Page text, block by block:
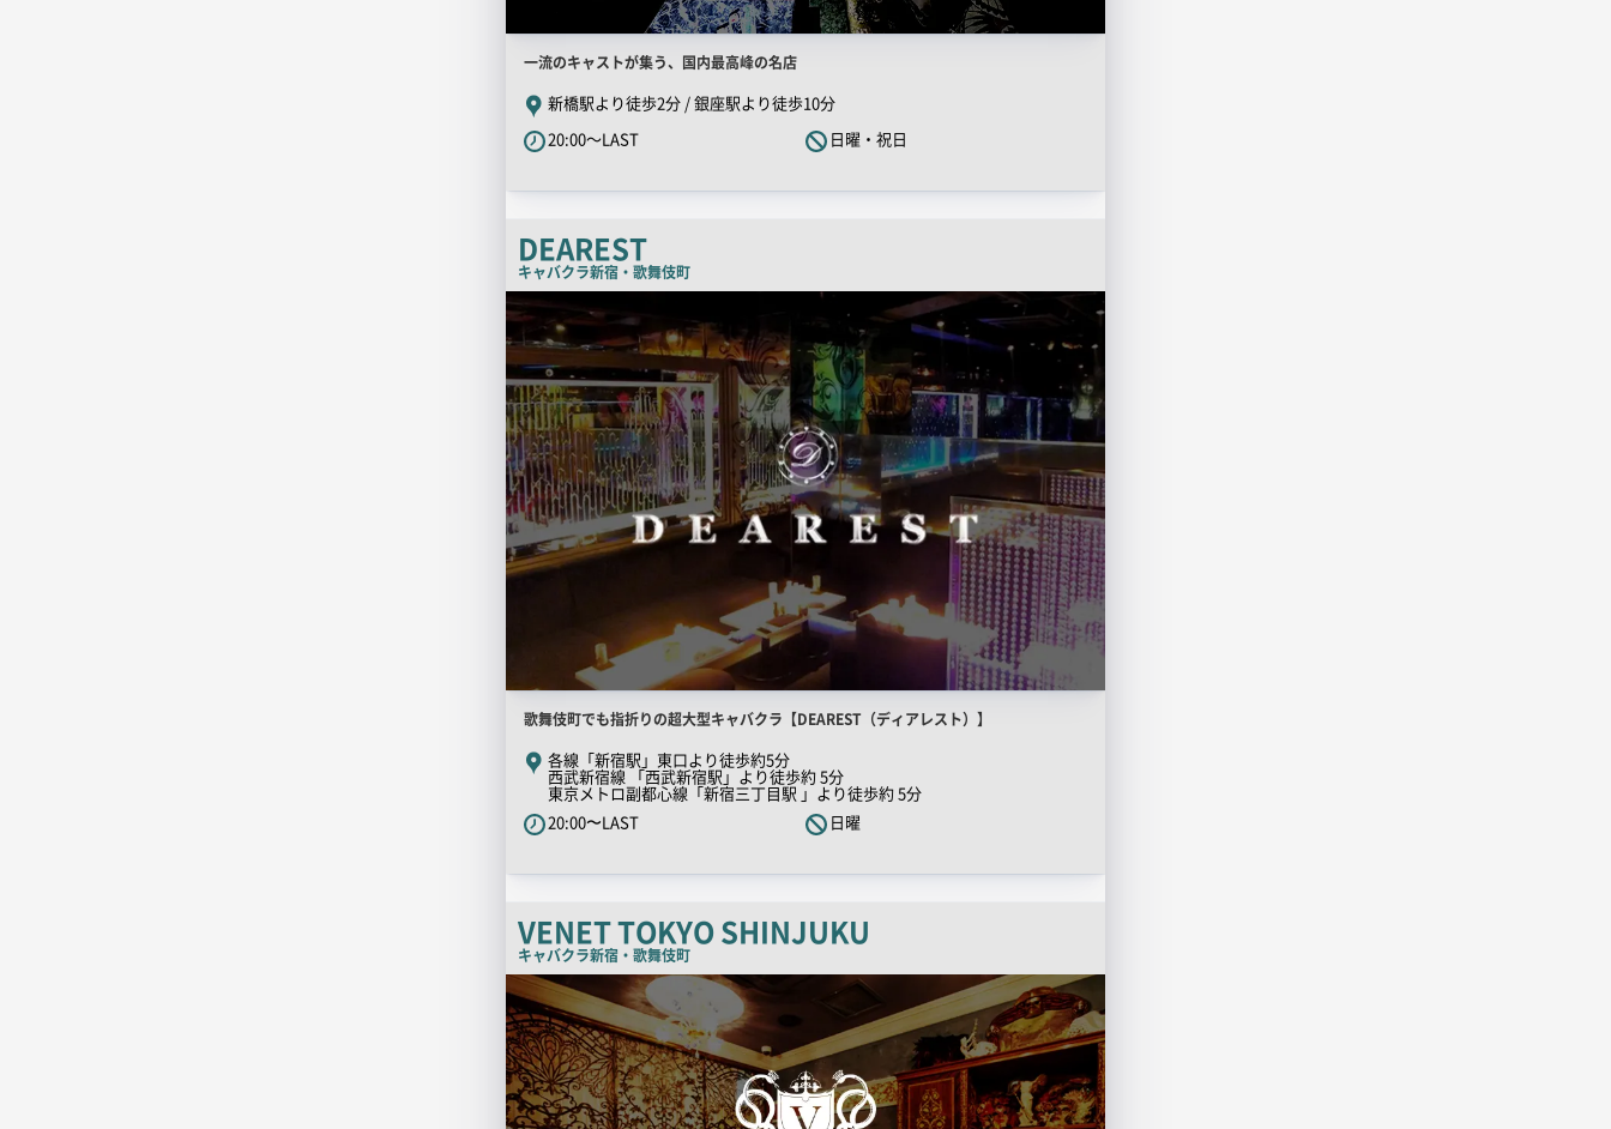
店
舗
PR
キ
チ
コ
ピ
ー
一流のキャストが集う、国内最高峰の名店
新橋駅より徒歩2分 / 銀座駅より徒歩10分
20:00～LAST
日曜・祝日
DEAREST
キャバクラ新宿・歌舞伎町
検
索
結
果
一
覧
用
画
像
店
舗
PR
ャ
コ
ピ
ー
歌舞伎町でも指折りの超大型キャバクラ【DEAREST（ディアレスト）】
各線「新宿駅」東口より徒歩約5分
西武新宿線 「西武新宿駅」より徒歩約 5分
東京メトロ副都心線「新宿三丁目駅 」より徒歩約 5分
20:00〜LAST
日曜
VENET TOKYO SHINJUKU
キャバクラ新宿・歌舞伎町
検
索
結
果
一
覧
用
画
像